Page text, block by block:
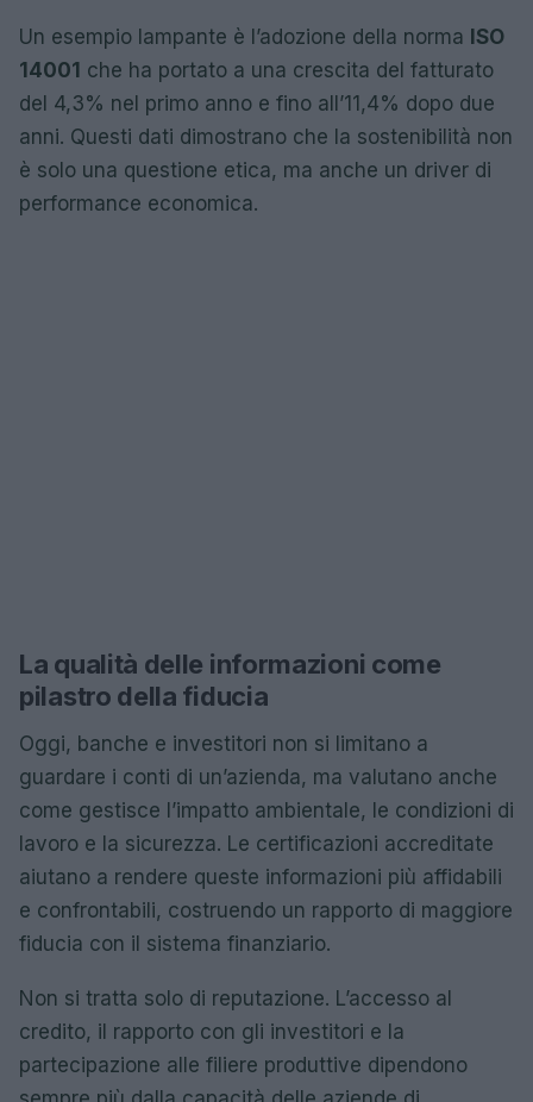
Un esempio lampante è l’adozione della norma ISO
14001 che ha portato a una crescita del fatturato
del 4,3% nel primo anno e fino all’11,4% dopo due
anni. Questi dati dimostrano che la sostenibilità non
è solo una questione etica, ma anche un driver di
performance economica.
La qualità delle informazioni come
pilastro della fiducia
Oggi, banche e investitori non si limitano a
guardare i conti di un’azienda, ma valutano anche
come gestisce l’impatto ambientale, le condizioni di
lavoro e la sicurezza. Le certificazioni accreditate
aiutano a rendere queste informazioni più affidabili
e confrontabili, costruendo un rapporto di maggiore
fiducia con il sistema finanziario.
Non si tratta solo di reputazione. L’accesso al
credito, il rapporto con gli investitori e la
partecipazione alle filiere produttive dipendono